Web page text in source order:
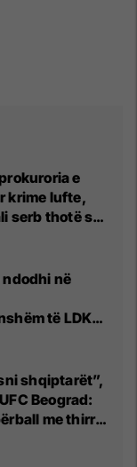
e
krime lufte,
serb thotë se
në
në
të LDK-
shqiptarët”,
Beograd:
me thirrje
nga